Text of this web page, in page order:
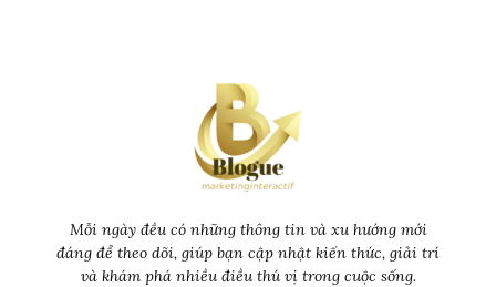
Mỗi ngày đều có những thông tin và xu hướng mới
đáng để theo dõi, giúp bạn cập nhật kiến thức, giải trí
và khám phá nhiều điều thú vị trong cuộc sống.